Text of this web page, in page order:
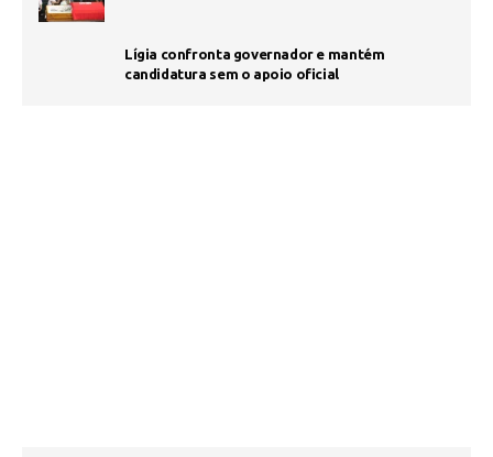
Lígia confronta governador e mantém
candidatura sem o apoio oficial